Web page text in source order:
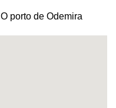
O porto de Odemira